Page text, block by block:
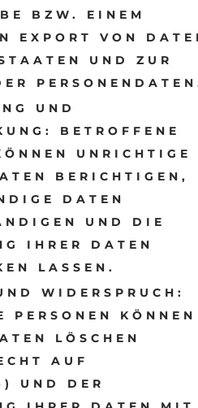
BZW. EINEM
EXPORT VON
UND ZUR
UND
BETROFFENE
UNRICHTIGE
BERICHTIGEN,
DATEN
UND DIE
IHRER DATEN
LASSEN.
WIDERSPRUCH:
PERSONEN KÖNNEN
LÖSCHEN
AUF
UND DER